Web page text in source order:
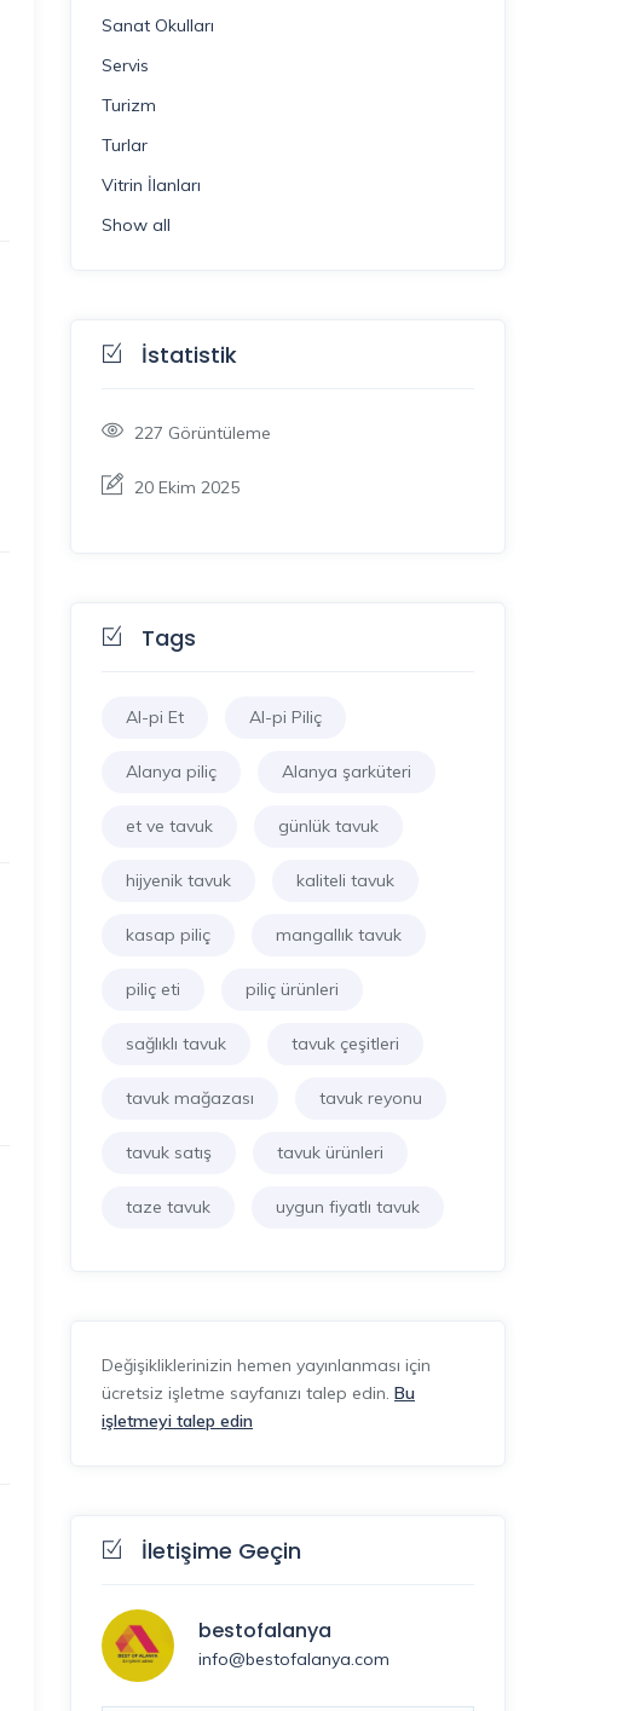
Sanat Okulları
Servis
Turizm
Turlar
Vitrin İlanları
Show all
İstatistik
227 Görüntüleme
20 Ekim 2025
Tags
Al-pi Et Al-pi Piliç
Alanya piliç Alanya şarküteri
et ve tavuk günlük tavuk
hijyenik tavuk kaliteli tavuk
kasap piliç mangallık tavuk
piliç eti piliç ürünleri
sağlıklı tavuk tavuk çeşitleri
tavuk mağazası tavuk reyonu
tavuk satış tavuk ürünleri
taze tavuk uygun fiyatlı tavuk
Değişikliklerinizin hemen yayınlanması için
ücretsiz işletme sayfanızı talep edin. Bu
işletmeyi talep edin
İletişime Geçin
bestofalanya
info@bestofalanya.com